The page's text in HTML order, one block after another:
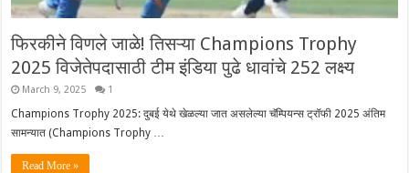
फिरकीने विणले जाळे! तिसऱ्या Champions Trophy
2025 विजेतेपदासाठी टीम इंडिया पुढे धावांचे 252 लक्ष्य
March 9, 2025 1
Champions Trophy 2025: दुबई येथे खेळल्या जात असलेल्या चॅम्पियन्स ट्रॉफी 2025 अंतिम
सामन्यात (Champions Trophy …
Read More »